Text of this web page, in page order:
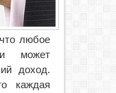
любое
может
доход.
каждая